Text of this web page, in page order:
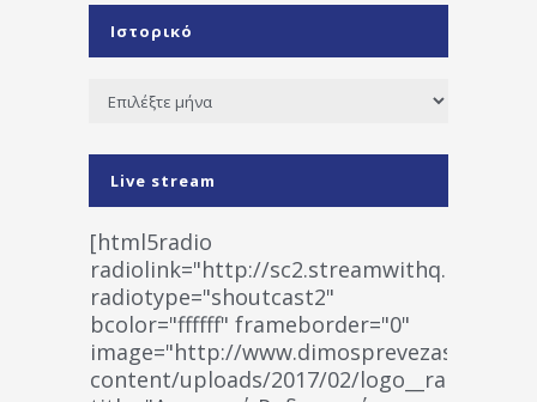
Ιστορικό
Ιστορικό
Live stream
[html5radio
radiolink="http://
radiotype="shoutcast2"
bcolor="ffffff" frameborder="0"
image="http://www.dimosprevezas.gr/wp-
content/uploads/2017/02/